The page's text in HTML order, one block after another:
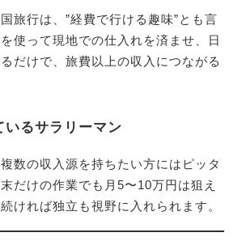
旅行は、”経費で行ける趣味”とも言
使って現地での仕入れを済ませ、日
だけで、旅費以上の収入につながる
いるサラリーマン
数の収入源を持ちたい方にはピッタ
だけの作業でも月5〜10万円は狙え
ければ独立も視野に入れられます。